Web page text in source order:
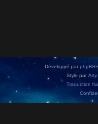
Développé par phpBB
Style parArty
Traduction